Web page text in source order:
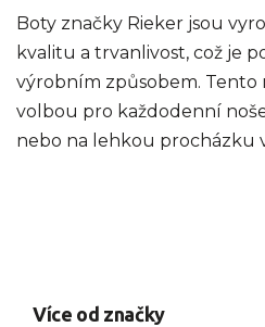
Boty značky Rieker jsou
kvalitu a trvanlivost, což je
výrobním způsobem. Tento
volbou pro každodenní
nebo na lehkou procházku
Více od značky